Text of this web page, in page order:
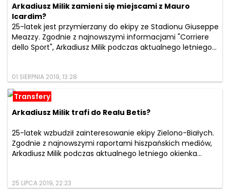
Arkadiusz Milik zamieni się miejscami z Mauro
Icardim?
25-latek jest przymierzany do ekipy ze Stadionu Giuseppe
Meazzy. Zgodnie z najnowszymi informacjami "Corriere
dello Sport", Arkadiusz Milik podczas aktualnego letniego...
01 SIERPNIA 2019, 13:28
Transfery
Arkadiusz Milik trafi do Realu Betis?
25-latek wzbudził zainteresowanie ekipy Zielono-Białych.
Zgodnie z najnowszymi raportami hiszpańskich mediów,
Arkadiusz Milik podczas aktualnego letniego okienka...
25 LIPCA 2019, 22:23